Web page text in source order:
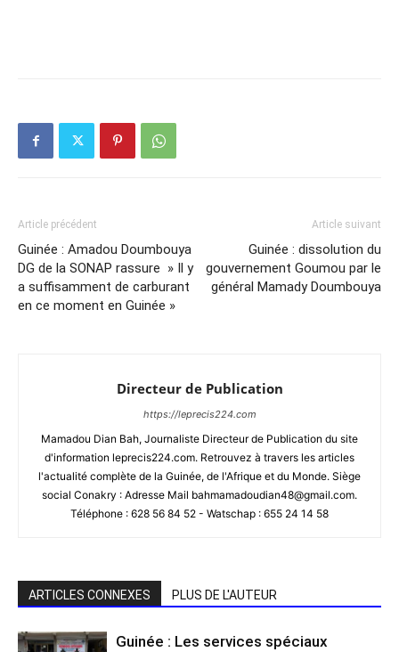
Article précédent
Guinée : Amadou Doumbouya
DG de la SONAP rassure » Il y
a suffisamment de carburant
en ce moment en Guinée »
Article suivant
Guinée : dissolution du
gouvernement Goumou par le
général Mamady Doumbouya
Directeur de Publication
https://leprecis224.com
Mamadou Dian Bah, Journaliste Directeur de Publication du site
d'information leprecis224.com. Retrouvez à travers les articles
l'actualité complète de la Guinée, de l'Afrique et du Monde. Siège
social Conakry : Adresse Mail bahmamadoudian48@gmail.com.
Téléphone : 628 56 84 52 - Watschap : 655 24 14 58
ARTICLES CONNEXES PLUS DE L'AUTEUR
Guinée : Les services spéciaux